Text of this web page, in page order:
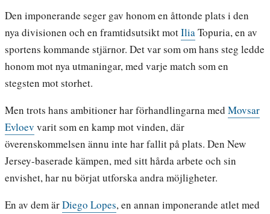
Den imponerande seger gav honom en åttonde plats i den
nya divisionen och en framtidsutsikt motIliaTopuria, en av
sportens kommande stjärnor. Det var som om hans steg ledde
honom mot nya utmaningar, med varje match som en
stegsten mot storhet.
Men trots hans ambitioner har förhandlingarna med Movsar
Evloev varit som en kamp mot vinden, där
överenskommelsen ännu inte har fallit på plats. Den New
Jersey-baserade kämpen, med sitt hårda arbete och sin
envishet, har nu börjat utforska andra möjligheter.
En av dem ärDiego Lopes, en annan imponerande atlet med